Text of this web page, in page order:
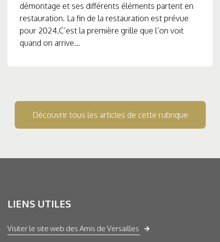
démontage et ses différents éléments partent en
restauration. La fin de la restauration est prévue
pour 2024.C’est la première grille que l’on voit
quand on arrive...
Découvrir tous les articles de cette rubrique
LIENS UTILES
Visiter le site web des Amis de Versailles